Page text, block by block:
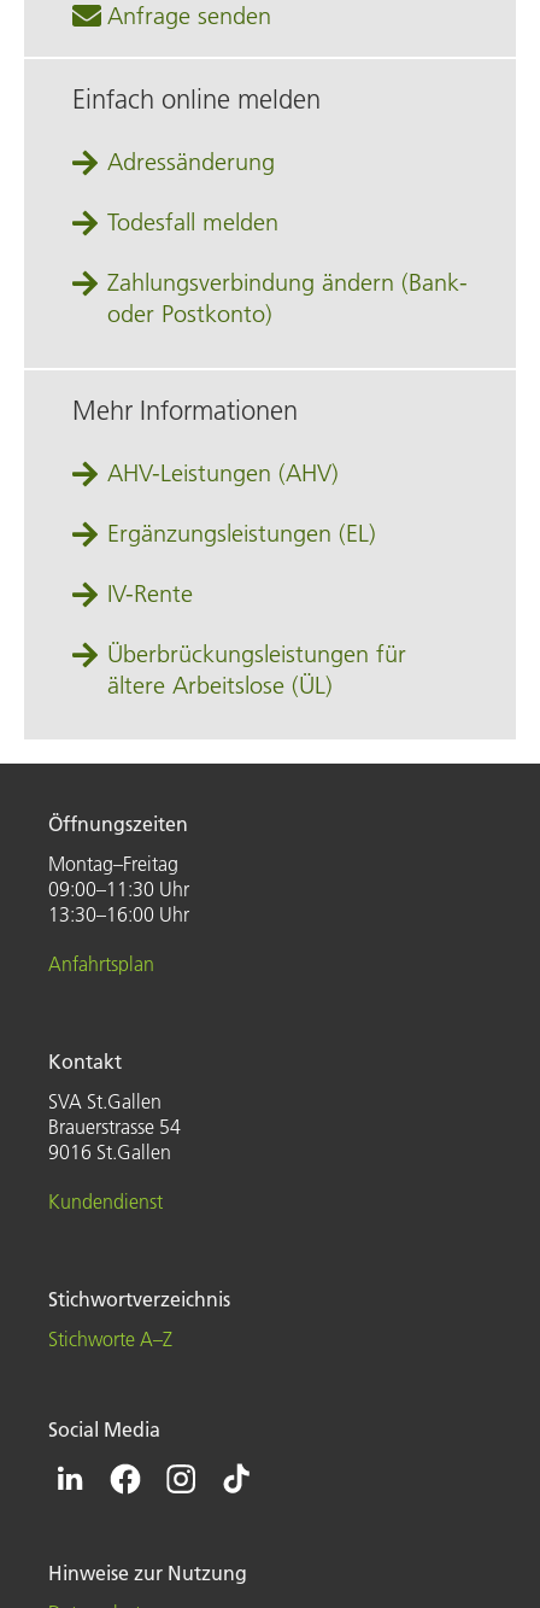
Anfrage senden
Einfach online melden
Adressänderung
Todesfall melden
Zahlungsverbindung ändern (Bank‑
oder Postkonto)
Mehr Informationen
AHV-Leistungen (AHV)
Ergänzungsleistungen (EL)
IV-Rente
Überbrückungsleistungen für
ältere Arbeitslose (ÜL)
Öffnungszeiten
Montag–Freitag
09:00–11:30 Uhr
13:30–16:00 Uhr
Anfahrtsplan
Kontakt
SVA St.Gallen
Brauerstrasse 54
9016 St.Gallen
Kundendienst
Stichwortverzeichnis
Stichworte A–Z
Social Media
Hinweise zur Nutzung